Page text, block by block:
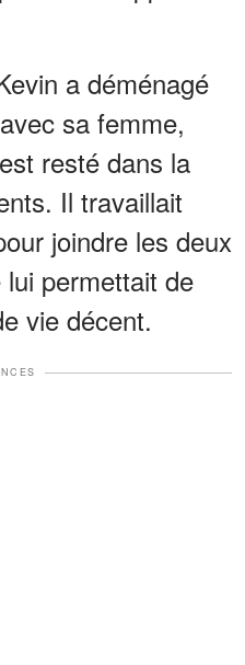
a déménagé
sa femme,
resté dans la
Il travaillait
joindre les deux
permettait de
vie décent.